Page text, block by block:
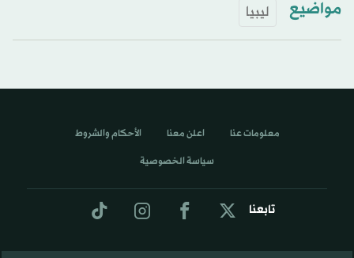
مواضيع ليبيا
تابعنا
معلومات عنا اعلن معنا الأحكام والشروط
سياسة الخصوصية